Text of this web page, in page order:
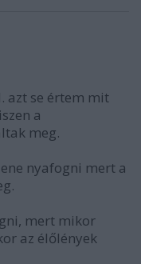
azt se értem mit
a
meg.
nyafogni mert a
mert mikor
az élőlények